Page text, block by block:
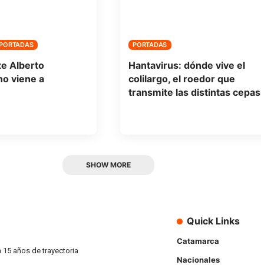
Alberto
viene a
PORTADAS
Hantavirus: dónde vive el
colilargo, el roedor que
transmite las distintas cepas
SHOW MORE
años de trayectoria
Quick Links
Catamarca
Nacionales